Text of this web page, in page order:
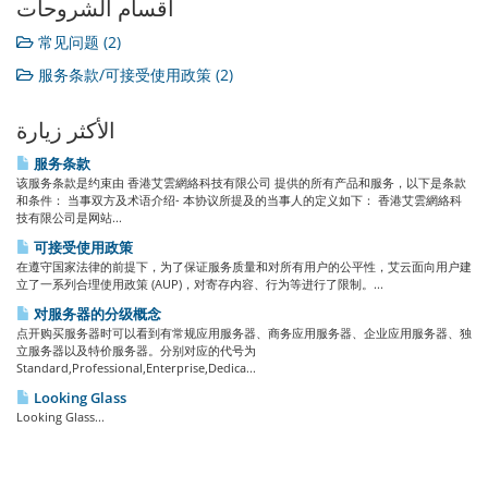
أقسام الشروحات
常见问题 (2)
服务条款/可接受使用政策 (2)
الأكثر زيارة
服务条款
该服务条款是约束由 香港艾雲網絡科技有限公司 提供的所有产品和服务，以下是条款
和条件： 当事双方及术语介绍- 本协议所提及的当事人的定义如下： 香港艾雲網絡科
技有限公司是网站...
可接受使用政策
在遵守国家法律的前提下，为了保证服务质量和对所有用户的公平性，艾云面向用户建
立了一系列合理使用政策 (AUP)，对寄存内容、行为等进行了限制。...
对服务器的分级概念
点开购买服务器时可以看到有常规应用服务器、商务应用服务器、企业应用服务器、独
立服务器以及特价服务器。分别对应的代号为
Standard,Professional,Enterprise,Dedica...
Looking Glass
Looking Glass...